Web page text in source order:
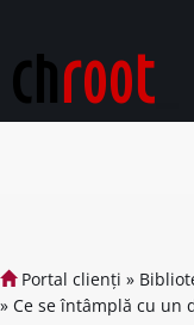
Portal clienți »
» Ce se întâmplă cu un